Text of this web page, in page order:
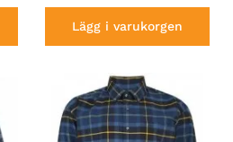
Lägg i varukorgen